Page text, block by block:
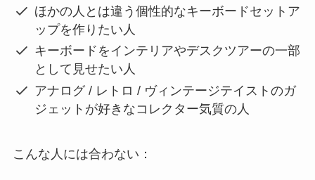
ほかの人とは違う個性的なキーボードセットア
ップを作りたい人
キーボードをインテリアやデスクツアーの一部
として見せたい人
アナログ / レトロ / ヴィンテージテイストのガ
ジェットが好きなコレクター気質の人
こんな人には合わない：